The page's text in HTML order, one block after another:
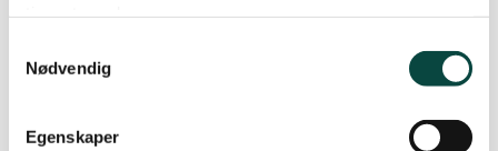
Nødvendig
Egenskaper
Se bilder fra boka